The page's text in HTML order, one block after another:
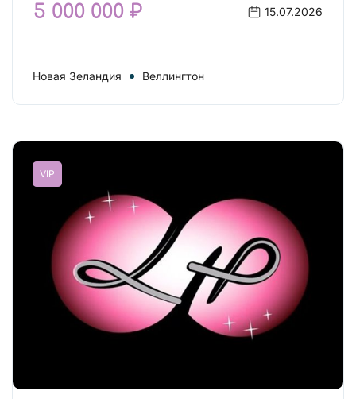
5 000 000 ₽ 15.07.2026
Новая Зеландия Веллингтон
VIP